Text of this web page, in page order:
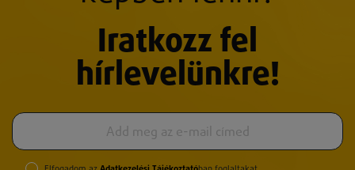
Iratkozz fel
hírlevelünkre!